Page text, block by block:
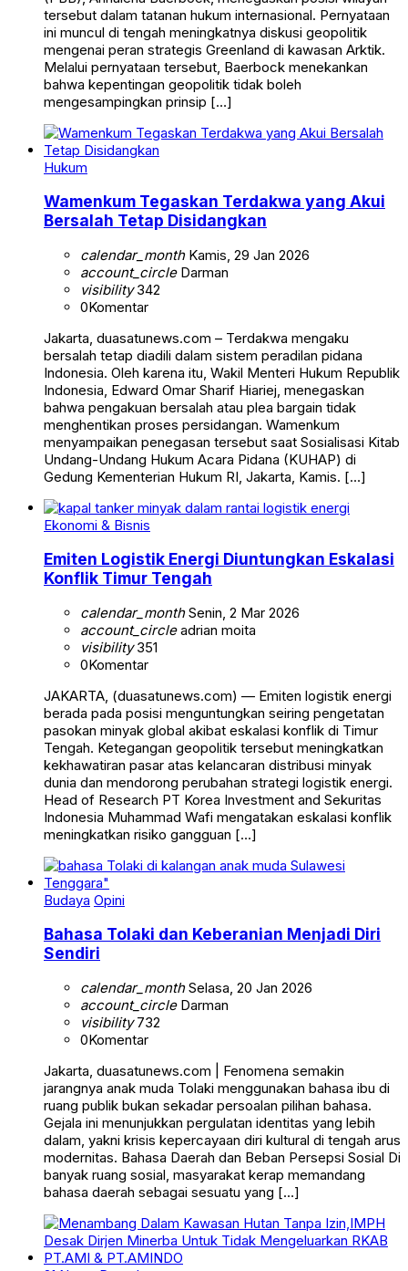
tersebut dalam tatanan hukum internasional. Pernyataan
ini muncul di tengah meningkatnya diskusi geopolitik
mengenai peran strategis Greenland di kawasan Arktik.
Melalui pernyataan tersebut, Baerbock menekankan
bahwa kepentingan geopolitik tidak boleh
mengesampingkan prinsip […]
Hukum
Wamenkum Tegaskan Terdakwa yang Akui
Bersalah Tetap Disidangkan
calendar_monthKamis, 29 Jan 2026
account_circleDarman
visibility342
0Komentar
Jakarta, duasatunews.com – Terdakwa mengaku
bersalah tetap diadili dalam sistem peradilan pidana
Indonesia. Oleh karena itu, Wakil Menteri Hukum Republik
Indonesia, Edward Omar Sharif Hiariej, menegaskan
bahwa pengakuan bersalah atau plea bargain tidak
menghentikan proses persidangan. Wamenkum
menyampaikan penegasan tersebut saat Sosialisasi Kitab
Undang-Undang Hukum Acara Pidana (KUHAP) di
Gedung Kementerian Hukum RI, Jakarta, Kamis. […]
Ekonomi & Bisnis
Emiten Logistik Energi Diuntungkan Eskalasi
Konflik Timur Tengah
calendar_monthSenin, 2 Mar 2026
account_circleadrian moita
visibility351
0Komentar
JAKARTA, (duasatunews.com) — Emiten logistik energi
berada pada posisi menguntungkan seiring pengetatan
pasokan minyak global akibat eskalasi konflik di Timur
Tengah. Ketegangan geopolitik tersebut meningkatkan
kekhawatiran pasar atas kelancaran distribusi minyak
dunia dan mendorong perubahan strategi logistik energi.
Head of Research PT Korea Investment and Sekuritas
Indonesia Muhammad Wafi mengatakan eskalasi konflik
meningkatkan risiko gangguan […]
Budaya Opini
Bahasa Tolaki dan Keberanian Menjadi Diri
Sendiri
calendar_monthSelasa, 20 Jan 2026
account_circleDarman
visibility732
0Komentar
Jakarta, duasatunews.com | Fenomena semakin
jarangnya anak muda Tolaki menggunakan bahasa ibu di
ruang publik bukan sekadar persoalan pilihan bahasa.
Gejala ini menunjukkan pergulatan identitas yang lebih
dalam, yakni krisis kepercayaan diri kultural di tengah arus
modernitas. Bahasa Daerah dan Beban Persepsi Sosial Di
banyak ruang sosial, masyarakat kerap memandang
bahasa daerah sebagai sesuatu yang […]